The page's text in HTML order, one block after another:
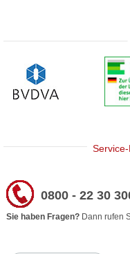
0800 - 22 30
Sie haben Fragen? Dann rufen